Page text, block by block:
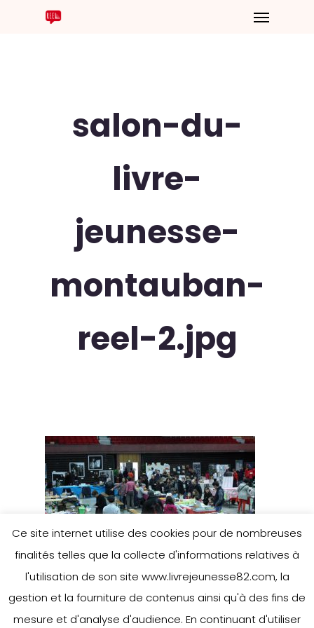
salon-du-
livre-
jeunesse-
montauban-
reel-2.jpg
Ce site internet utilise des cookies pour de nombreuses
finalités telles que la collecte d'informations relatives à
l'utilisation de son site www.livrejeunesse82.com, la
gestion et la fourniture de contenus ainsi qu'à des fins de
mesure et d'analyse d'audience. En continuant d'utiliser